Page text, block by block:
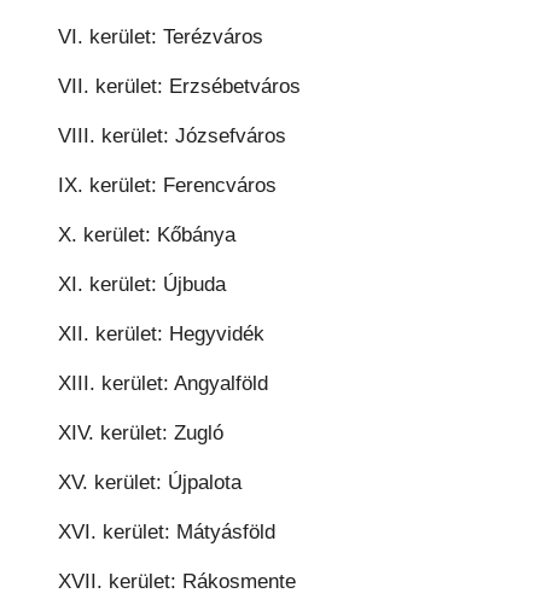
VI. kerület: Terézváros
VII. kerület: Erzsébetváros
VIII. kerület: Józsefváros
IX. kerület: Ferencváros
X. kerület: Kőbánya
XI. kerület: Újbuda
XII. kerület: Hegyvidék
XIII. kerület: Angyalföld
XIV. kerület: Zugló
XV. kerület: Újpalota
XVI. kerület: Mátyásföld
XVII. kerület: Rákosmente